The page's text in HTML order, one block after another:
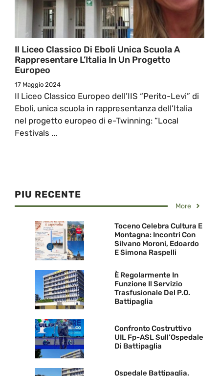
Il Liceo Classico Di Eboli Unica Scuola A
Rappresentare L’Italia In Un Progetto
Europeo
17 Maggio 2024
Il Liceo Classico Europeo dell’IIS “Perito-Levi” di
Eboli, unica scuola in rappresentanza dell’Italia
nel progetto europeo di e-Twinning: “Local
Festivals ...
PIU RECENTE
More
Toceno Celebra Cultura E
Montagna: Incontri Con
Silvano Moroni, Edoardo
E Simona Raspelli
È Regolarmente In
Funzione Il Servizio
Trasfusionale Del P.O.
Battipaglia
Confronto Costruttivo
UIL Fp-ASL Sull’Ospedale
Di Battipaglia
Ospedale Battipaglia.